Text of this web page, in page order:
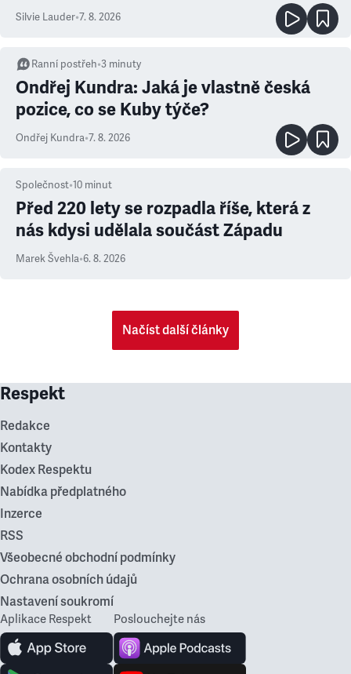
Silvie Lauder•7. 8. 2026
Ranní postřeh•3 minuty
Ondřej Kundra: Jaká je vlastně česká
pozice, co se Kuby týče?
Ondřej Kundra•7. 8. 2026
Společnost•10 minut
Před 220 lety se rozpadla říše, která z
nás kdysi udělala součást Západu
Marek Švehla•6. 8. 2026
Načíst další články
Respekt
Redakce
Kontakty
Kodex Respektu
Nabídka předplatného
Inzerce
RSS
Všeobecné obchodní podmínky
Ochrana osobních údajů
Nastavení soukromí
Aplikace Respekt Poslouchejte nás